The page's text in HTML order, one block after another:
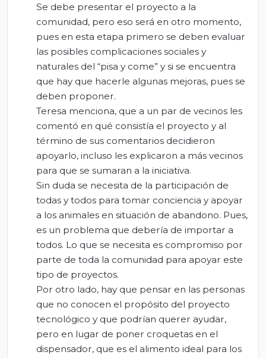
Se debe presentar el proyecto a la
comunidad, pero eso será en otro momento,
pues en esta etapa primero se deben evaluar
las posibles complicaciones sociales y
naturales del “pisa y come” y si se encuentra
que hay que hacerle algunas mejoras, pues se
deben proponer.
Teresa menciona, que a un par de vecinos les
comentó en qué consistía el proyecto y al
término de sus comentarios decidieron
apoyarlo, incluso les explicaron a más vecinos
para que se sumaran a la iniciativa.
Sin duda se necesita de la participación de
todas y todos para tomar conciencia y apoyar
a los animales en situación de abandono. Pues,
es un problema que debería de importar a
todos. Lo que se necesita es compromiso por
parte de toda la comunidad para apoyar este
tipo de proyectos.
Por otro lado, hay que pensar en las personas
que no conocen el propósito del proyecto
tecnológico y que podrían querer ayudar,
pero en lugar de poner croquetas en el
dispensador, que es el alimento ideal para los